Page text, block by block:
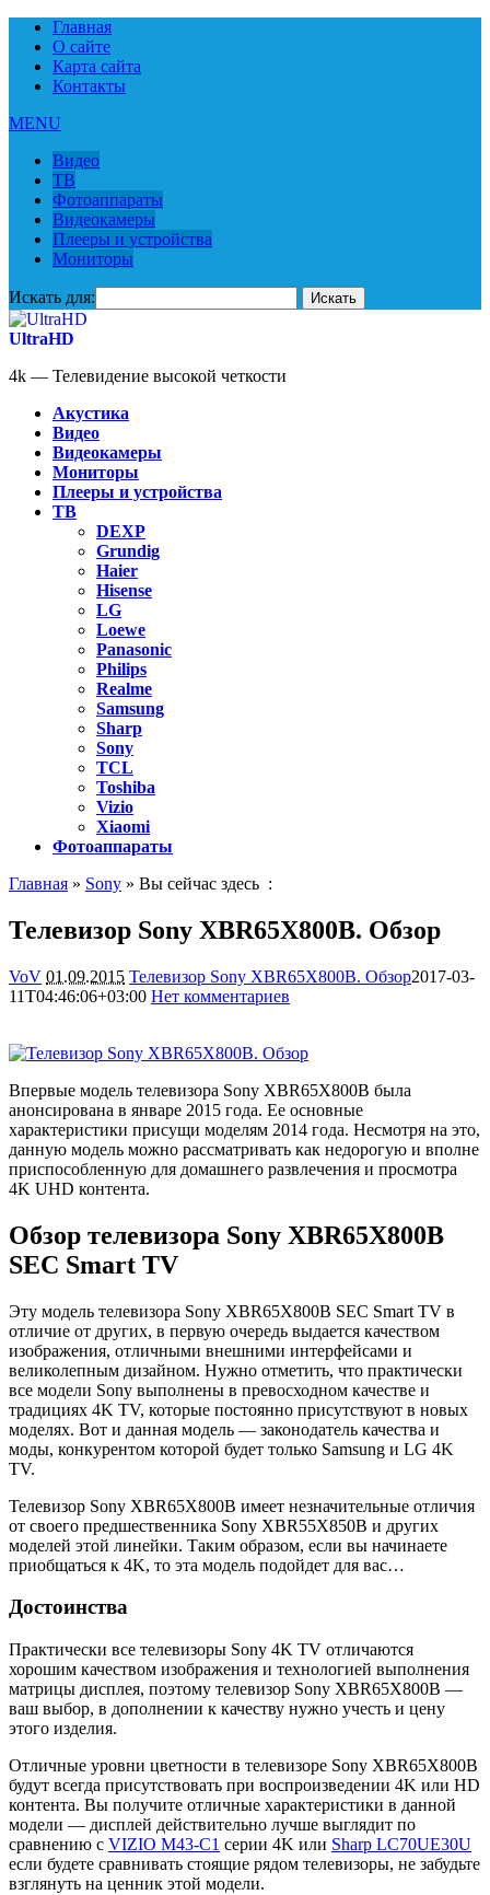
Главная
О сайте
Карта сайта
Контакты
MENU
Видео
ТВ
Фотоаппараты
Видеокамеры
Плееры и устройства
Мониторы
Искать для:
UltraHD
4k — Телевидение высокой четкости
Акустика
Видео
Видеокамеры
Мониторы
Плееры и устройства
ТВ
DEXP
Grundig
Haier
Hisense
LG
Loewe
Panasonic
Philips
Realme
Samsung
Sharp
Sony
TCL
Toshiba
Vizio
Xiaomi
Фотоаппараты
Главная » Sony » Вы сейчас здесь :
Телевизор Sony XBR65X800B. Обзор
VoV 01.09.2015 Телевизор Sony XBR65X800B. Обзор2017-03-
11T04:46:06+03:00 Нет комментариев
Впервые модель телевизора Sony XBR65X800B была
анонсирована в январе 2015 года. Ее основные
характеристики присущи моделям 2014 года. Несмотря на это,
данную модель можно рассматривать как недорогую и вполне
приспособленную для домашнего развлечения и просмотра
4K UHD контента.
Обзор телевизора Sony XBR65X800B
SEC Smart TV
Эту модель телевизора Sony XBR65X800B SEC Smart TV в
отличие от других, в первую очередь выдается качеством
изображения, отличными внешними интерфейсами и
великолепным дизайном. Нужно отметить, что практически
все модели Sony выполнены в превосходном качестве и
традициях 4K TV, которые постоянно присутствуют в новых
моделях. Вот и данная модель — законодатель качества и
моды, конкурентом которой будет только Samsung и LG 4K
TV.
Телевизор Sony XBR65X800B имеет незначительные отличия
от своего предшественника Sony XBR55X850B и других
моделей этой линейки. Таким образом, если вы начинаете
приобщаться к 4K, то эта модель подойдет для вас…
Достоинства
Практически все телевизоры Sony 4K TV отличаются
хорошим качеством изображения и технологией выполнения
матрицы дисплея, поэтому телевизор Sony XBR65X800B —
ваш выбор, в дополнении к качеству нужно учесть и цену
этого изделия.
Отличные уровни цветности в телевизоре Sony XBR65X800B
будут всегда присутствовать при воспроизведении 4K или HD
контента. Вы получите отличные характеристики в данной
модели — дисплей действительно лучше выглядит по
сравнению с VIZIO M43-C1 серии 4K или Sharp LC70UE30U
если будете сравнивать стоящие рядом телевизоры, не забудьте
взглянуть на ценник этой модели.